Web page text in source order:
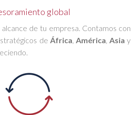
global
de tu empresa. Contamos con
de África, América, Asia y